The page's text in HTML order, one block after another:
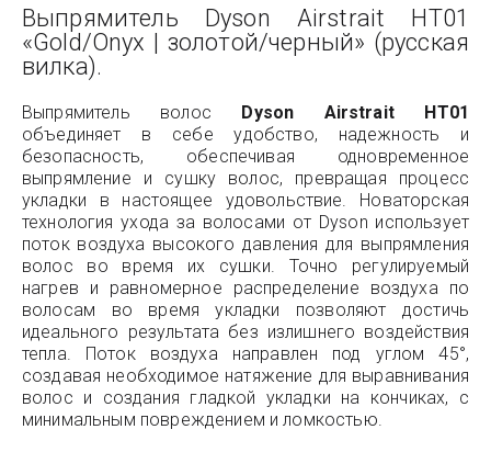
Выпрямитель Dyson Airstrait HT01
«Gold/Onyx | золотой/черный» (русская
вилка).
Выпрямитель волос Dyson Airstrait HT01
объединяет в себе удобство, надежность и
безопасность, обеспечивая одновременное
выпрямление и сушку волос, превращая процесс
укладки в настоящее удовольствие. Новаторская
технология ухода за волосами от Dyson использует
поток воздуха высокого давления для выпрямления
волос во время их сушки. Точно регулируемый
нагрев и равномерное распределение воздуха по
волосам во время укладки позволяют достичь
идеального результата без излишнего воздействия
тепла. Поток воздуха направлен под углом 45°,
создавая необходимое натяжение для выравнивания
волос и создания гладкой укладки на кончиках, с
минимальным повреждением и ломкостью.